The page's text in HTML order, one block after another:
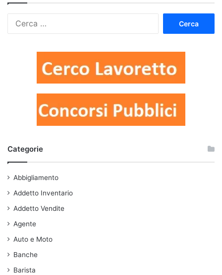
Categorie
Abbigliamento
Addetto Inventario
Addetto Vendite
Agente
Auto e Moto
Banche
Barista